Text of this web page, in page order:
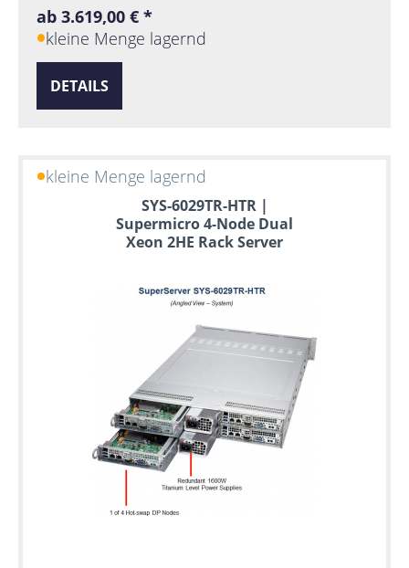
ab 3.619,00 € *
kleine Menge lagernd
DETAILS
kleine Menge lagernd
SYS-6029TR-HTR |
Supermicro 4-Node Dual
Xeon 2HE Rack Server